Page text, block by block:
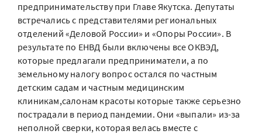
предпринимательству при Главе Якутска. Депутаты
встречались с представителями региональных
отделений «Деловой России» и «Опоры России». В
результате по ЕНВД были включены все ОКВЭД,
которые предлагали предприниматели, а по
земельному налогу вопрос остался по частным
детским садам и частным медицинским
клиникам,салонам красоты которые также серьезно
пострадали в период пандемии. Они «выпали» из-за
неполной сверки, которая велась вместе с